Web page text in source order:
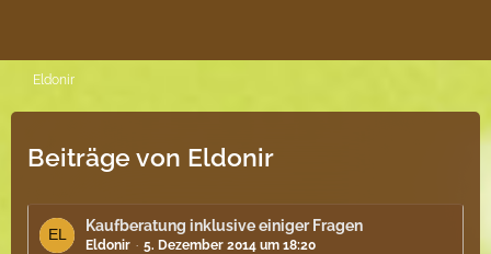
Eldonir
Beiträge von Eldonir
Kaufberatung inklusive einiger Fragen
Eldonir 5. Dezember 2014 um 18:20